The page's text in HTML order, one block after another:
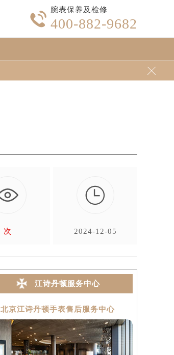

腕表保养及检修
400-882-9682

次

2024-12-05
江诗丹顿服务中心
北京江诗丹顿手表售后服务中心